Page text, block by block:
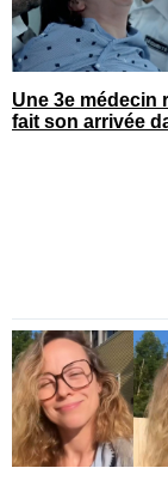
Une 3e médecin
fait son arrivée